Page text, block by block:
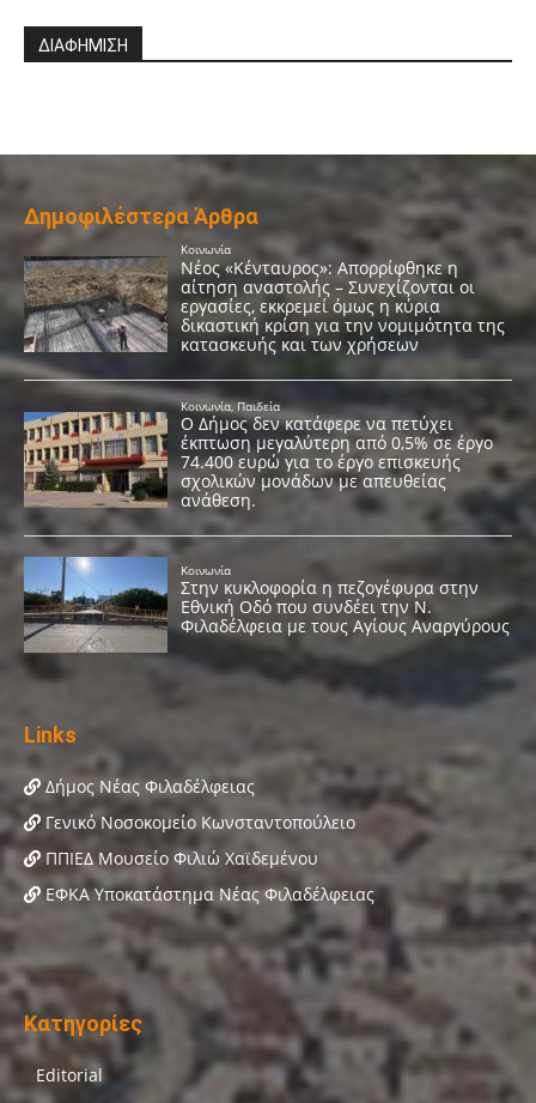
ΔΙΑΦΗΜΙΣΗ
Δημοφιλέστερα Άρθρα
Links
Δήμος Νέας Φιλαδέλφειας
Γενικό Νοσοκομείο Κωνσταντοπούλειο
ΠΠΙΕΔ Μουσείο Φιλιώ Χαϊδεμένου
ΕΦΚΑ Υποκατάστημα Νέας Φιλαδέλφειας
Κατηγορίες
Editorial